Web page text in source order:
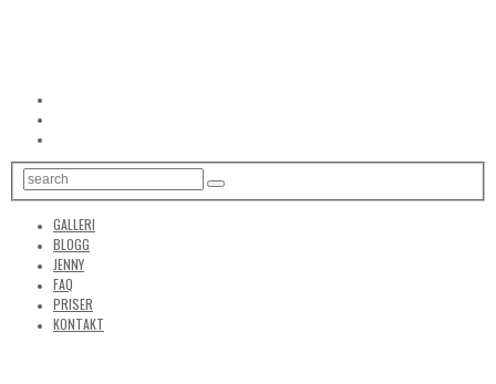
GALLERI
BLOGG
JENNY
FAQ
PRISER
KONTAKT